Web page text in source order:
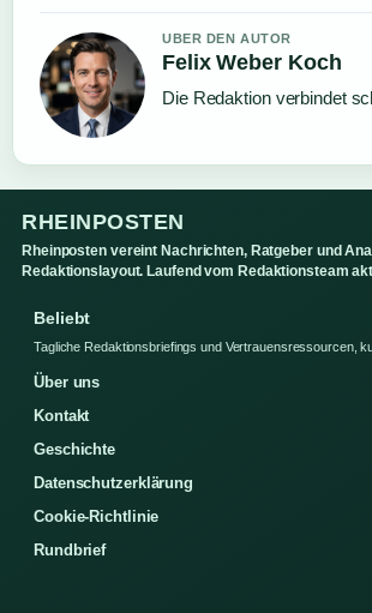
UBER DEN AUTOR
Felix Weber Koch
Die Redaktion verbindet
RHEINPOSTEN
Rheinposten vereint Nachrichten, Ratgeber und
Redaktionslayout. Laufend vom Redaktionsteam
Beliebt
Tagliche Redaktionsbriefings und Vertrauensressourcen,
Über uns
Kontakt
Geschichte
Datenschutzerklärung
Cookie-Richtlinie
Rundbrief